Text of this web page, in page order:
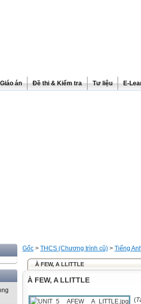
Giáo án Đề thi & Kiểm tra Tư liệu E-
Gốc > THCS (Chương trình cũ) > Tiếng
À FEW, A LLITTLE
À FEW, A LLITTLE
(